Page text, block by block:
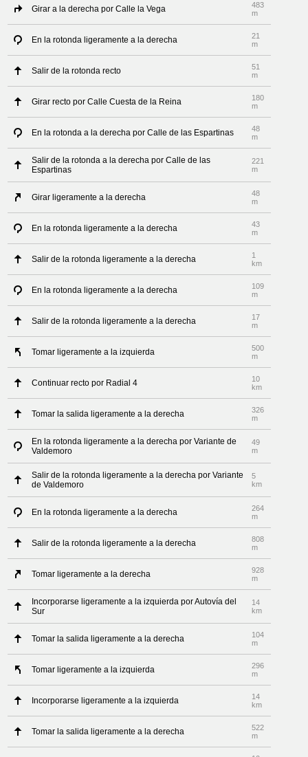
Girar a la derecha por Calle la Vega
483
m
En la rotonda ligeramente a la derecha
21
m
Salir de la rotonda recto
51
m
Girar recto por Calle Cuesta de la Reina
180
m
En la rotonda a la derecha por Calle de las Espartinas
48
m
Salir de la rotonda a la derecha por Calle de las
Espartinas
221
m
Girar ligeramente a la derecha
48
m
En la rotonda ligeramente a la derecha
43
m
Salir de la rotonda ligeramente a la derecha
1
km
En la rotonda ligeramente a la derecha
109
m
Salir de la rotonda ligeramente a la derecha
17
m
Tomar ligeramente a la izquierda
500
m
Continuar recto por Radial 4
10
km
Tomar la salida ligeramente a la derecha
326
m
En la rotonda ligeramente a la derecha por Variante de
Valdemoro
49
m
Salir de la rotonda ligeramente a la derecha por Variante
de Valdemoro
5
km
En la rotonda ligeramente a la derecha
264
m
Salir de la rotonda ligeramente a la derecha
808
m
Tomar ligeramente a la derecha
928
m
Incorporarse ligeramente a la izquierda por Autovía del
Sur
14
km
Tomar la salida ligeramente a la derecha
104
m
Tomar ligeramente a la izquierda
296
m
Incorporarse ligeramente a la izquierda
14
km
Tomar la salida ligeramente a la derecha
522
m